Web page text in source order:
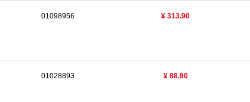
01098956 ¥ 313.90
01028893 ¥ 88.90